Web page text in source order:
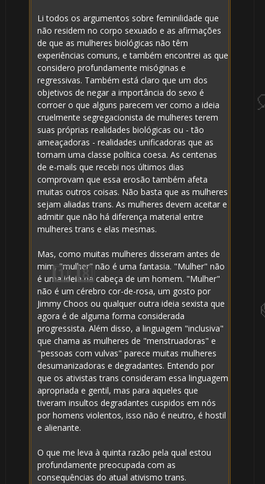
Li todos os argumentos sobre feminilidade que
não residem no corpo sexuado e as afirmações
de que as mulheres biológicas não têm
experiências comuns, e também encontrei as que
considero profundamente misóginas e
regressivas. Também está claro que um dos
objetivos de negar a importância do sexo é
corroer o que alguns parecem ver como a ideia
cruelmente segregacionista de mulheres terem
suas próprias realidades biológicas ou - tão
ameaçadoras - realidades unificadoras que as
tornam uma classe política coesa. As centenas
de e-mails que recebi nos últimos dias
comprovam que essa erosão também afeta
muitas outros coisas. Não basta que as mulheres
sejam aliadas trans. As mulheres devem aceitar e
admitir que não há diferença material entre
mulheres trans e elas mesmas.
Mas, como muitas mulheres disseram antes de
mim, "mulher" não é uma fantasia. "Mulher" não
é uma ideia na cabeça de um homem. "Mulher"
não é um cérebro cor-de-rosa, um gosto por
Jimmy Choos ou qualquer outra ideia sexista que
agora é de alguma forma considerada
progressista. Além disso, a linguagem "inclusiva"
que chama as mulheres de "menstruadoras" e
"pessoas com vulvas" parece muitas mulheres
desumanizadoras e degradantes. Entendo por
que os ativistas trans consideram essa linguagem
apropriada e gentil, mas para aqueles que
tiveram insultos degradantes cuspidos em nós
por homens violentos, isso não é neutro, é hostil
e alienante.
O que me leva à quinta razão pela qual estou
profundamente preocupada com as
consequências do atual ativismo trans.
🎈
🎈